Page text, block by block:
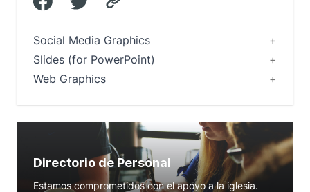
Social Media Graphics
Slides (for PowerPoint)
Web Graphics
Directorio de Personal
Estamos comprometidos con el apoyo a la iglesia.